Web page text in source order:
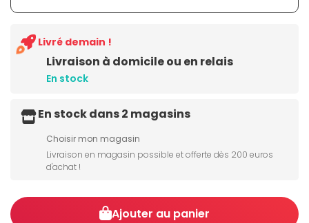
Livraison à domicile ou en relais
En stock
Livré demain !
En stock dans 2 magasins
Choisir mon magasin
Livraison en magasin possible et offerte dès 200 euros
d'achat !
Ajouter au panier